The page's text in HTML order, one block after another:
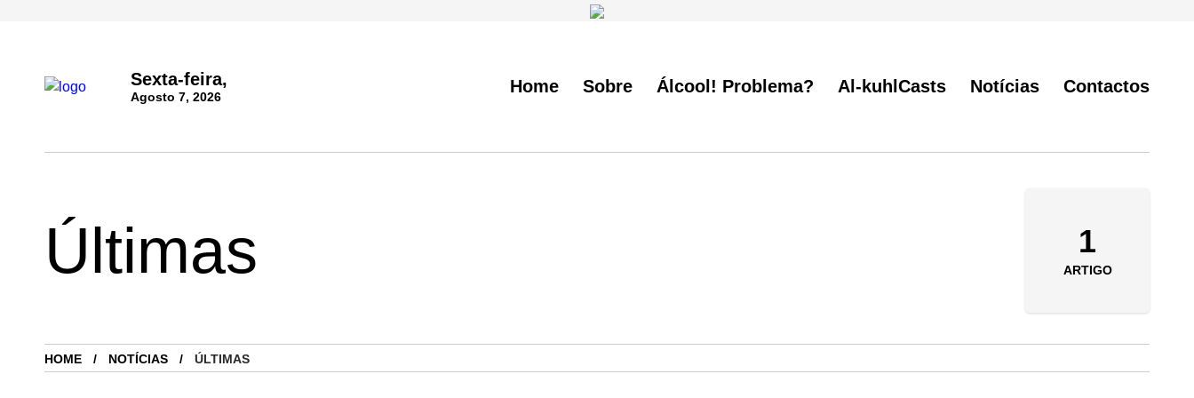
Sexta-feira,
Agosto 7, 2026
Home Sobre Álcool! Problema? Al-kuhlCasts Notícias Contactos
Últimas 1
ARTIGO
HOME NOTÍCIAS ÚLTIMAS